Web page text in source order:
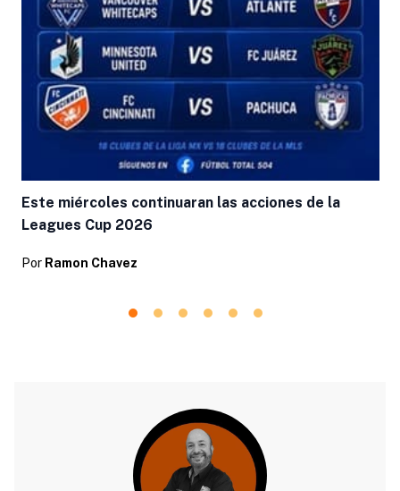
Este miércoles continuaran las acciones de la
Leagues Cup 2026
Por Ramon Chavez